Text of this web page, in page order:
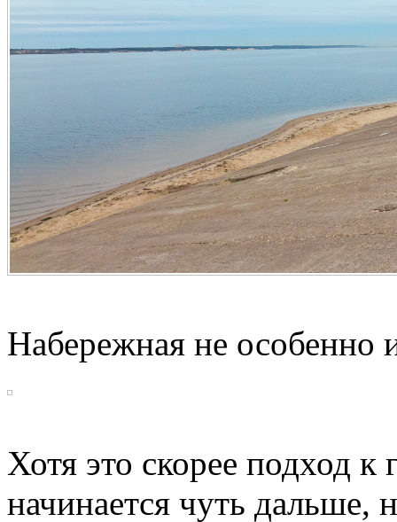
Набережная не особенно
Хотя это скорее подход
начинается чуть дальше,